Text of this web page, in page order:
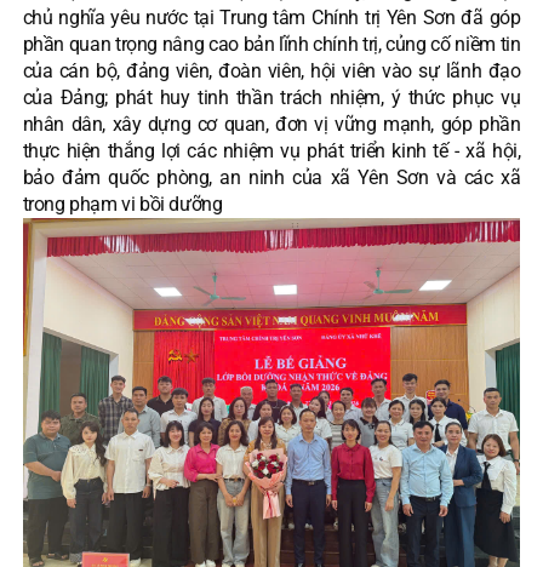
chủ nghĩa yêu nước tại Trung tâm Chính trị Yên Sơn đã góp
phần quan trọng nâng cao bản lĩnh chính trị, củng cố niềm tin
của cán bộ, đảng viên, đoàn viên, hội viên vào sự lãnh đạo
của Đảng; phát huy tinh thần trách nhiệm, ý thức phục vụ
nhân dân, xây dựng cơ quan, đơn vị vững mạnh, góp phần
thực hiện thắng lợi các nhiệm vụ phát triển kinh tế - xã hội,
bảo đảm quốc phòng, an ninh của xã Yên Sơn và các xã
trong phạm vi bồi dưỡng